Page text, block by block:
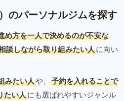
のパーソナルジムを探す
め方を一人で決めるのが不安な
談しながら取り組みたい人に向い
みたい人や、
予約を入れることで
たい人にも選ばれやすいジャンル